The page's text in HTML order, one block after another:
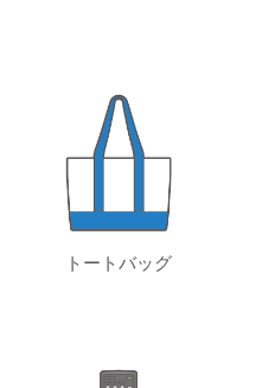
トートバッグ